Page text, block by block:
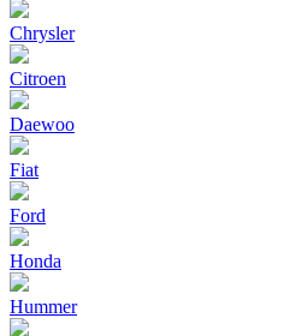
Chrysler
Citroen
Daewoo
Fiat
Ford
Honda
Hummer